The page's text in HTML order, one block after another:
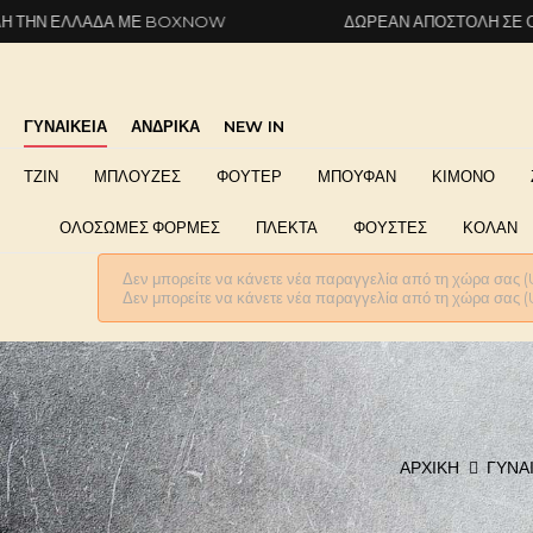
BOXNOW ΔΩΡΕΆΝ ΑΠΟΣΤΟΛΉ ΣΕ ΌΛΗ ΤΗΝ
ΓΥΝΑΙΚΕΙΑ ΑΝΔΡΙΚΑ NEW IN
ΤΖΙΝ ΜΠΛΟΥΖΕΣ ΦΟΥΤΕΡ ΜΠΟΥΦΑΝ ΚΙΜΟΝΟ
ΟΛΟΣΩΜΕΣ ΦΟΡΜΕΣ ΠΛΕΚΤΑ ΦΟΥΣΤΕΣ ΚΟΛΑΝ
Δεν μπορείτε να κάνετε νέα παραγγελία από τη χώρα
Δεν μπορείτε να κάνετε νέα παραγγελία από τη χώρα
ΑΡΧΙΚΉ